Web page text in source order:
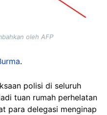
oleh AFP
.
polisi di seluruh
tuan rumah perhelatan
para delegasi menginap